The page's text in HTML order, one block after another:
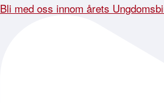
Bli med oss innom årets